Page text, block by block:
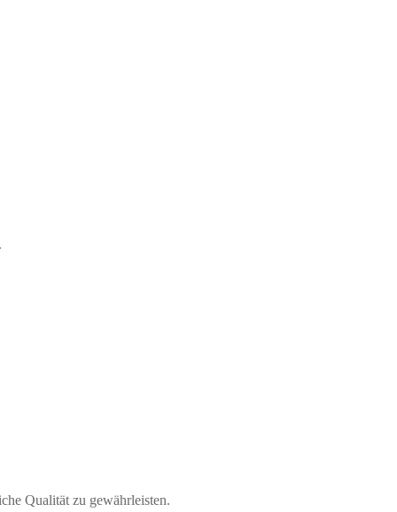
Qualität zu gewährleisten.